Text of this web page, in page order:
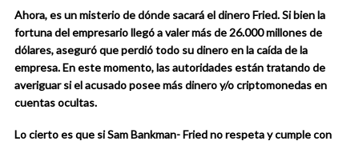
Ahora, es un misterio de dónde sacará el dinero Fried. Si bien la
fortuna del empresario llegó a valer más de 26.000 millones de
dólares, aseguró que perdió todo su dinero en la caída de la
empresa. En este momento, las autoridades están tratando de
averiguar si el acusado posee más dinero y/o criptomonedas en
cuentas ocultas.
Lo cierto es que si Sam Bankman- Fried no respeta y cumple con